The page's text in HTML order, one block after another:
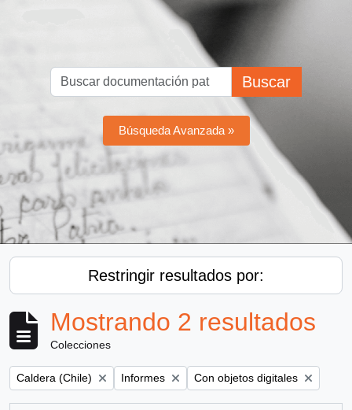
Buscar
Búsqueda Avanzada »
Restringir resultados por:
Mostrando 2 resultados
Colecciones
Remove filter:
Caldera (Chile) Remove filter:
Informes Remove filter:
Con objetos digitales